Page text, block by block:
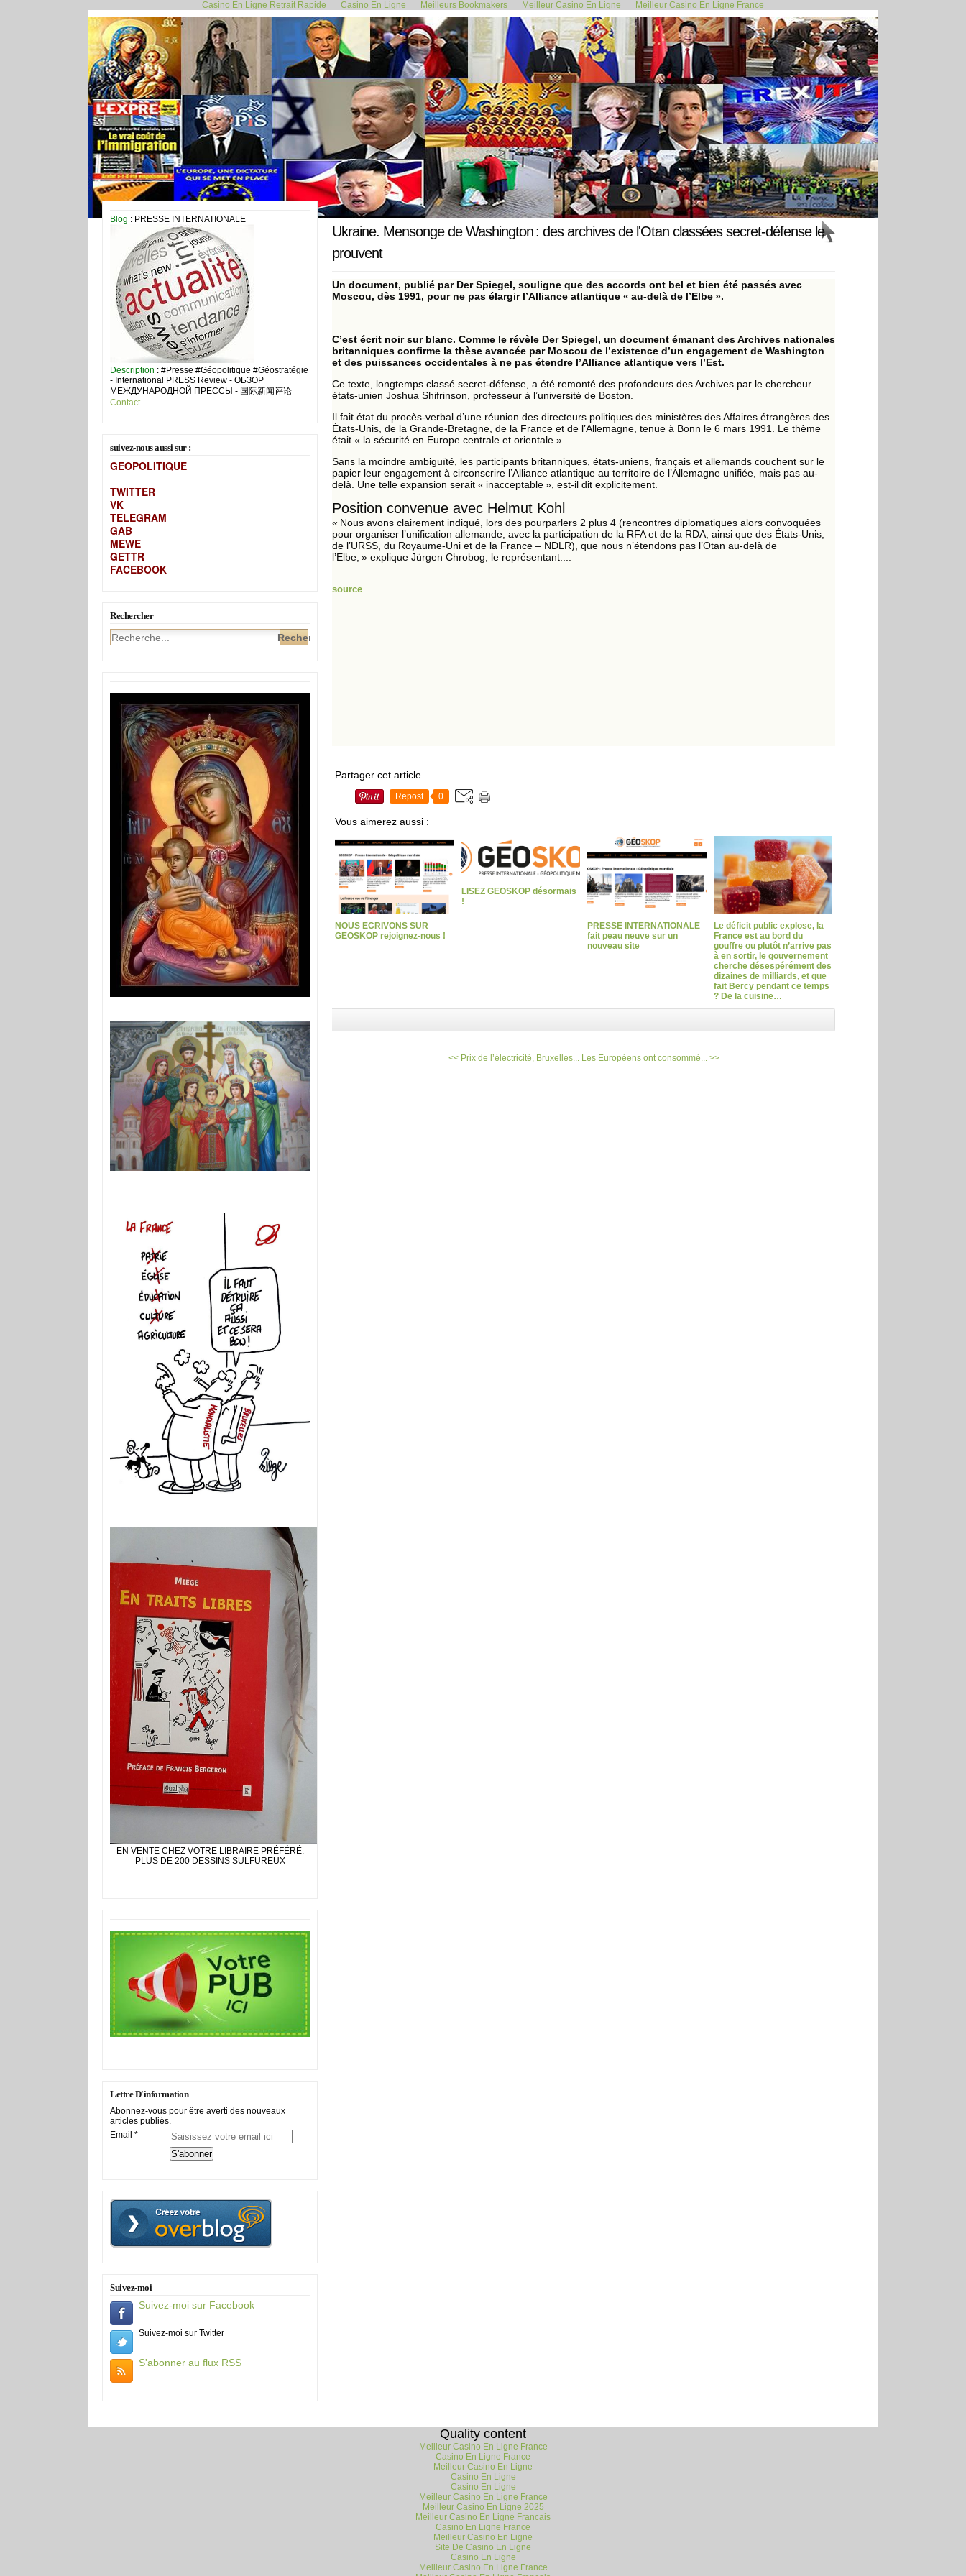
Casino En Ligne Retrait Rapide Casino En Ligne Meilleurs Bookmakers Meilleur Casino En Ligne Meilleur Casino En Ligne France
Blog : PRESSE INTERNATIONALE
Description : #Presse #Géopolitique #Géostratégie
- International PRESS Review - ОБЗОР
МЕЖДУНАРОДНОЙ ПРЕССЫ - 国际新闻评论
Contact
suivez-nous aussi sur :
GEOPOLITIQUE
TWITTER
VK
TELEGRAM
GAB
MEWE
GETTR
FACEBOOK
Rechercher
EN VENTE CHEZ VOTRE LIBRAIRE PRÉFÉRÉ.
PLUS DE 200 DESSINS SULFUREUX
Lettre D'information
Abonnez-vous pour être averti des nouveaux
articles publiés.
Email
Suivez-moi
Suivez-moi sur Facebook
Suivez-moi sur Twitter
S'abonner au flux RSS
<< Prix de l’électricité, Bruxelles... Les Européens ont consommé... >>
1 mars 2022
Ukraine. Mensonge de Washington : des archives de l'Otan classées secret-défense le
prouvent
Un document, publié par Der Spiegel, souligne que des accords ont bel et bien été passés avec
Moscou, dès 1991, pour ne pas élargir l’Alliance atlantique « au-delà de l’Elbe ».
C’est écrit noir sur blanc. Comme le révèle Der Spiegel, un document émanant des Archives nationales
britanniques confirme la thèse avancée par Moscou de l’existence d’un engagement de Washington
et des puissances occidentales à ne pas étendre l’Alliance atlantique vers l’Est.
Ce texte, longtemps classé secret-­défense, a été remonté des profondeurs des Archives par le chercheur
états-unien Joshua Shifrinson, professeur à l’université de Boston.
Il fait état du procès-verbal d’une réunion des directeurs politiques des ministères des Affaires étrangères des
États-Unis, de la Grande-Bretagne, de la France et de l’Allemagne, tenue à Bonn le 6 mars 1991. Le thème
était « la sécurité en Europe centrale et orientale ».
Sans la moindre ambiguïté, les participants britanniques, états-uniens, français et allemands couchent sur le
papier leur engagement à circonscrire l’Alliance atlantique au territoire de l’Allemagne unifiée, mais pas au-
delà. Une telle expansion serait « inacceptable », est-il dit explicitement.
Position convenue avec Helmut Kohl
« Nous avons clairement indiqué, lors des pourparlers 2 plus 4 (rencontres diplomatiques alors convoquées
pour organiser l’unification allemande, avec la participation de la RFA et de la RDA, ainsi que des États-Unis,
de l’URSS, du Royaume-Uni et de la France – NDLR), que nous n’étendons pas l’Otan au-delà de
l’Elbe, » explique Jürgen Chrobog, le représentant....
source
Partager cet article
Repost 0
Vous aimerez aussi :
NOUS ECRIVONS SUR
GEOSKOP rejoignez-nous !
LISEZ GEOSKOP désormais
!
PRESSE INTERNATIONALE
fait peau neuve sur un
nouveau site
Le déficit public explose, la
France est au bord du
gouffre ou plutôt n’arrive pas
à en sortir, le gouvernement
cherche désespérément des
dizaines de milliards, et que
fait Bercy pendant ce temps
? De la cuisine…
<< Prix de l’électricité, Bruxelles... Les Européens ont consommé... >>
Quality content
Meilleur Casino En Ligne France
Casino En Ligne France
Meilleur Casino En Ligne
Casino En Ligne
Casino En Ligne
Meilleur Casino En Ligne France
Meilleur Casino En Ligne 2025
Meilleur Casino En Ligne Francais
Casino En Ligne France
Meilleur Casino En Ligne
Site De Casino En Ligne
Casino En Ligne
Meilleur Casino En Ligne France